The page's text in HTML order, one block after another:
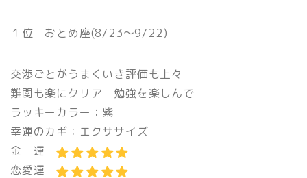
１位 おとめ座(8/23〜9/22)
交渉ごとがうまくいき評価も上々
難関も楽にクリア 勉強を楽しんで
ラッキーカラー：紫
幸運のカギ：エクササイズ
金 運
恋愛運